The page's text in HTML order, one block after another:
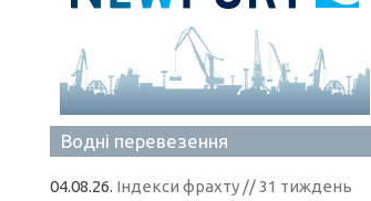
Водні перевезення
04.08.26. Індекси фрахту // 31 тиждень